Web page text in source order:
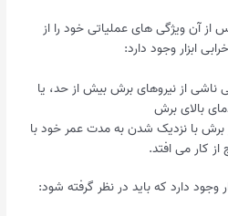
از آن ویژگی های عملیاتی خود را از
ابزار وجود دارد:
از نیروهای برش بیش از حد، یا
بالای برش
برش با نزدیک شدن به مدت عمر خود با
از کار می افتد.
وجود دارد که باید در نظر گرفته شود: